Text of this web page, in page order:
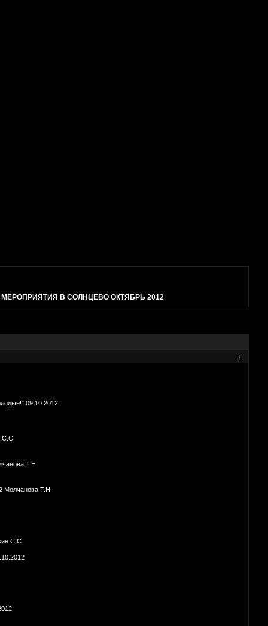
МЕРОПРИЯТИЯ В СОЛНЦЕВО ОКТЯБРЬ 2012
1
09.10.2012
С.С.
Т.Н.
Молчанова Т.Н.
С.С.